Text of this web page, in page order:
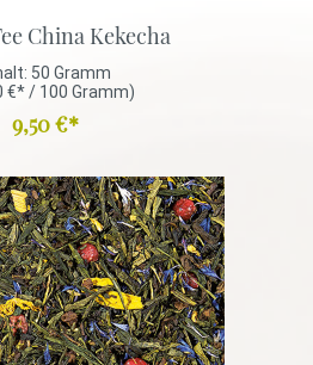
China Kekecha
50 Gramm
€* / 100 Gramm)
9,50 €*